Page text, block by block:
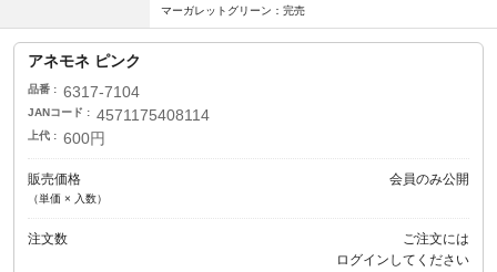
マーガレットグリーン：完売
アネモネ ピンク
品番 6317-7104
JANコード 4571175408114
上代 600円
販売価格
（単価 × 入数）
会員のみ公開
注文数
ご注文には
ログイン してください